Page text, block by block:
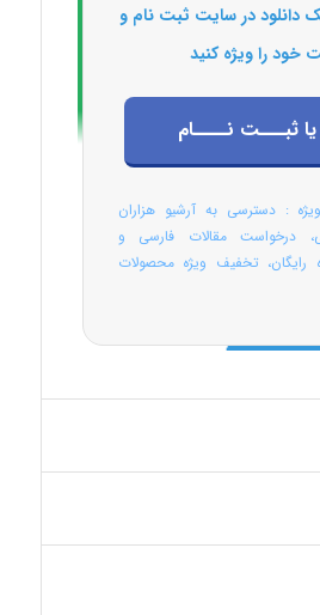
دانلود در سایت ثبت نام و
خود را ویژه کنید
ثبـــت نــــام
: دسترسی به آرشیو هزاران
درخواست مقالات فارسی و
رایگان، تخفیف ویژه محصولات